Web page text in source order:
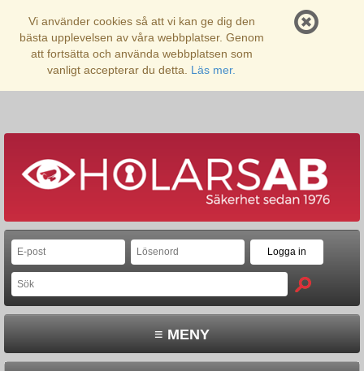
Vi använder cookies så att vi kan ge dig den
bästa upplevelsen av våra webbplatser. Genom
att fortsätta och använda webbplatsen som
vanligt accepterar du detta. Läs mer.
≡ MENY